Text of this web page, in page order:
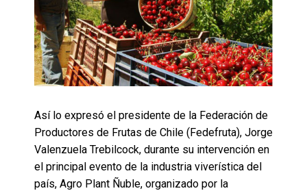
Así lo expresó el presidente de la Federación de
Productores de Frutas de Chile (Fedefruta), Jorge
Valenzuela Trebilcock, durante su intervención en
el principal evento de la industria viverística del
país, Agro Plant Ñuble, organizado por la